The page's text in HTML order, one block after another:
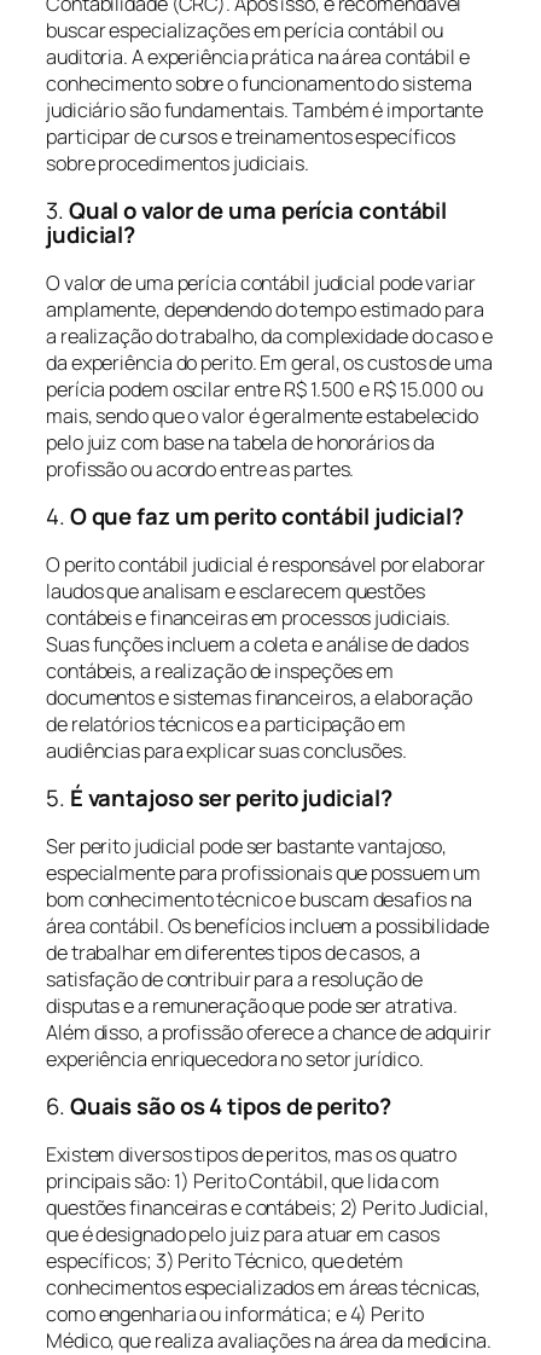
buscar especializações em perícia contábil ou
auditoria. A experiência prática na área contábil e
conhecimento sobre o funcionamento do sistema
judiciário são fundamentais. Também é importante
participar de cursos e treinamentos específicos
sobre procedimentos judiciais.
3.Qual o valor de uma perícia contábil
judicial?
O valor de uma perícia contábil judicial pode variar
amplamente, dependendo do tempo estimado para
a realização do trabalho, da complexidade do caso e
da experiência do perito. Em geral, os custos de uma
perícia podem oscilar entre R$ 1.500 e R$ 15.000 ou
mais, sendo que o valor é geralmente estabelecido
pelo juiz com base na tabela de honorários da
profissão ou acordo entre as partes.
4.O que faz um perito contábil judicial?
O perito contábil judicial é responsável por elaborar
laudos que analisam e esclarecem questões
contábeis e financeiras em processos judiciais.
Suas funções incluem a coleta e análise de dados
contábeis, a realização de inspeções em
documentos e sistemas financeiros, a elaboração
de relatórios técnicos e a participação em
audiências para explicar suas conclusões.
5. É vantajoso ser perito judicial?
Ser perito judicial pode ser bastante vantajoso,
especialmente para profissionais que possuem um
bom conhecimento técnico e buscam desafios na
área contábil. Os benefícios incluem a possibilidade
de trabalhar em diferentes tipos de casos, a
satisfação de contribuir para a resolução de
disputas e a remuneração que pode ser atrativa.
Além disso, a profissão oferece a chance de adquirir
experiência enriquecedora no setor jurídico.
6.Quais são os 4 tipos de perito?
Existem diversos tipos de peritos, mas os quatro
principais são: 1) Perito Contábil, que lida com
questões financeiras e contábeis; 2) Perito Judicial,
que é designado pelo juiz para atuar em casos
específicos; 3) Perito Técnico, que detém
conhecimentos especializados em áreas técnicas,
como engenharia ou informática; e 4) Perito
Médico, que realiza avaliações na área da medicina.